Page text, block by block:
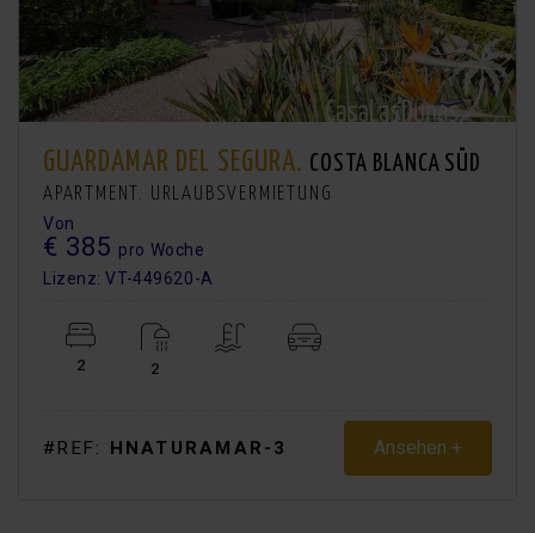
GUARDAMAR DEL SEGURA. COSTA BLANCA SÜD
APARTMENT. URLAUBSVERMIETUNG
Von
€ 385 pro Woche
Lizenz: VT-449620-A
2 2
#REF: HNATURAMAR-3 Ansehen +